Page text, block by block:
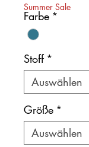
Summer Sale
Farbe *
Stoff *
Größe *